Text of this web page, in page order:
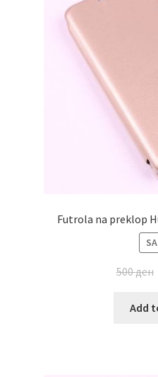
Futrola na preklop
500ден
Add